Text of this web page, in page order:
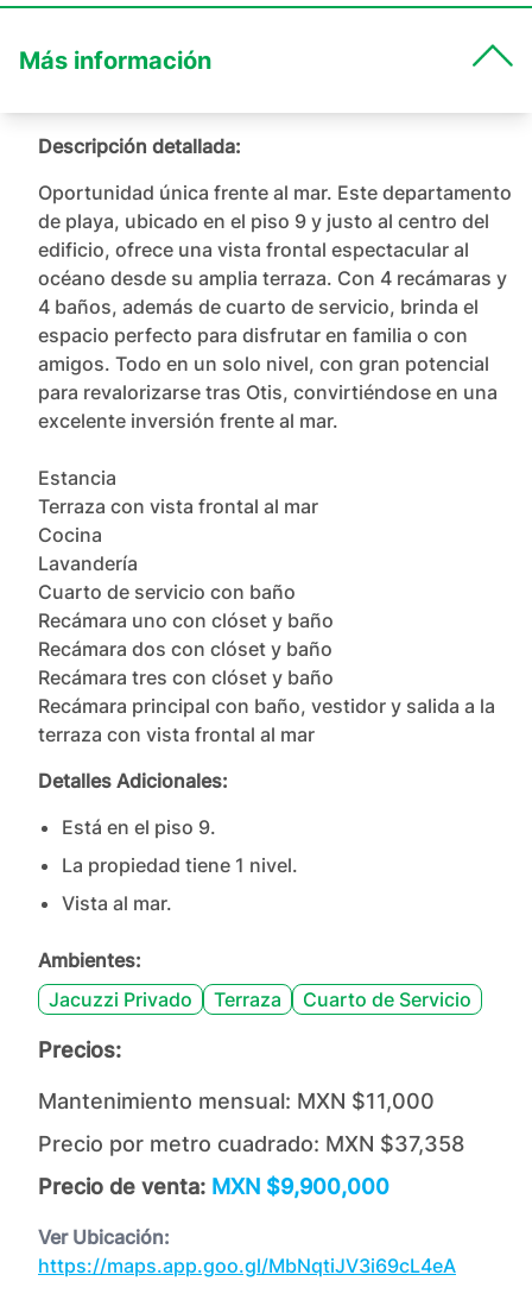
Más información
Descripción detallada:
Oportunidad única frente al mar. Este departamento
de playa, ubicado en el piso 9 y justo al centro del
edificio, ofrece una vista frontal espectacular al
océano desde su amplia terraza. Con 4 recámaras y
4 baños, además de cuarto de servicio, brinda el
espacio perfecto para disfrutar en familia o con
amigos. Todo en un solo nivel, con gran potencial
para revalorizarse tras Otis, convirtiéndose en una
excelente inversión frente al mar.
Estancia
Terraza con vista frontal al mar
Cocina
Lavandería
Cuarto de servicio con baño
Recámara uno con clóset y baño
Recámara dos con clóset y baño
Recámara tres con clóset y baño
Recámara principal con baño, vestidor y salida a la
terraza con vista frontal al mar
Detalles Adicionales:
Está en el piso 9.
La propiedad tiene 1 nivel.
Vista al mar.
Ambientes:
Jacuzzi Privado
Terraza Cuarto de Servicio
Precios:
Mantenimiento mensual: MXN $11,000
Precio por metro cuadrado: MXN $37,358
Precio de venta: MXN $9,900,000
Ver Ubicación:
https://maps.app.goo.gl/MbNqtiJV3i69cL4eA